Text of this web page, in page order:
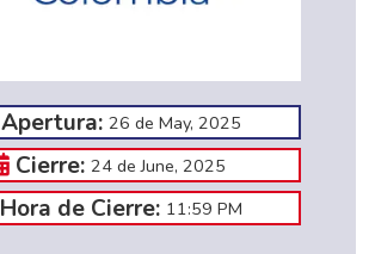
Apertura: 26 de May, 2025
Cierre: 24 de June, 2025
Hora de Cierre: 11:59 PM